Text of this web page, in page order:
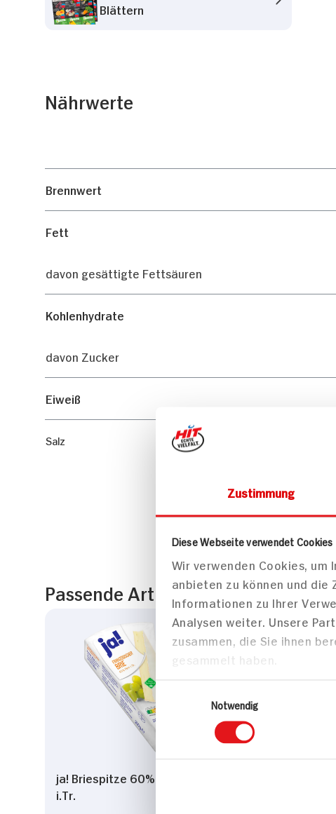
Zustimmung
Diese Webseite verwendet Cookies
Wir verwenden Cookies,
anbieten zu können und
Informationen zu Ihrer
Analysen weiter. Unsere
zusammen, die Sie ihnen
gesammelt haben.
Einwilligungsauswahl
Notwendig
Blättern
Nährwerte
Brennwert
Fett
davon gesättigte Fettsäuren
Kohlenhydrate
davon Zucker
Eiweiß
Salz
Passende Artikel zum Rezept
ja! Briespitze 60% Fett
i.Tr.